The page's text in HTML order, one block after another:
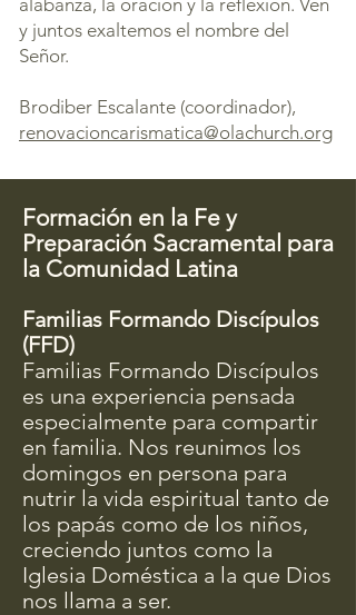
alabanza, la oración y la reflexión. Ven
y juntos exaltemos el nombre del
Señor.
Brodiber Escalante (coordinador),
renovacioncarismatica@olachurch.org
Formación en la Fe y
Preparación Sacramental para
la Comunidad Latina
Familias Formando Discípulos
(FFD)
Familias Formando Discípulos
es una experiencia pensada
especialmente para compartir
en familia. Nos reunimos los
domingos en persona para
nutrir la vida espiritual tanto de
los papás como de los niños,
creciendo juntos como la
Iglesia Doméstica a la que Dios
nos llama a ser.